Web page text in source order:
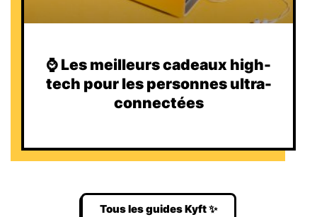
⌚️ Les meilleurs cadeaux high-
tech pour les personnes ultra-
connectées
Tous les guides Kyft ✨